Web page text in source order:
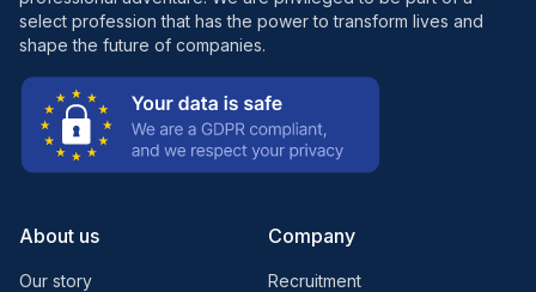
select profession that has the power to transform lives and
shape the future of companies.
About us
Our story
Company
Recruitment